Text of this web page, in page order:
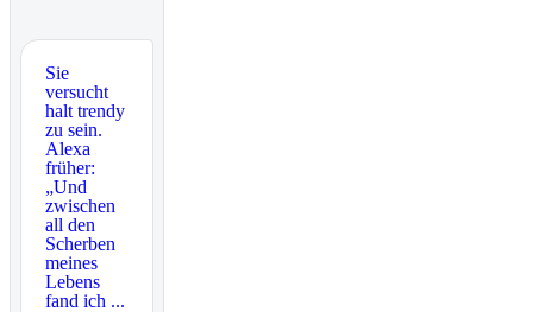
Sie
versucht
halt trendy
zu sein.
Alexa
früher:
„Und
zwischen
all den
Scherben
meines
Lebens
fand ich ...